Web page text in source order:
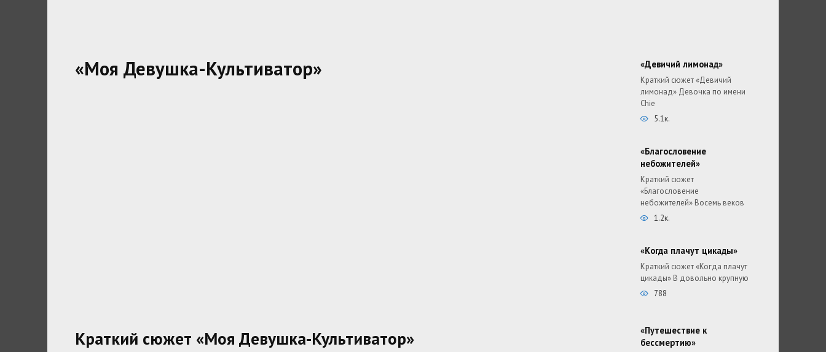
«Моя Девушка-Культиватор»
Краткий сюжет «Моя Девушка-Культиватор»
«Девичий лимонад»
Краткий сюжет «Девичий
лимонад» Девочка по имени
Chie
5.1к.
«Благословение
небожителей»
Краткий сюжет
«Благословение
небожителей» Восемь веков
1.2к.
«Когда плачут цикады»
Краткий сюжет «Когда плачут
цикады» В довольно крупную
788
«Путешествие к
бессмертию»